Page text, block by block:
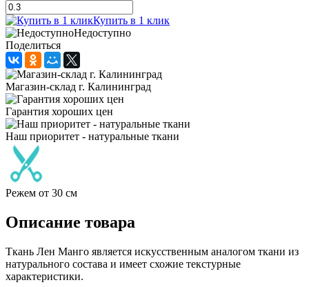
Купить в 1 клик
Недоступно
Поделиться
Магазин-склад г. Калининград
Гарантия хороших цен
Наш приоритет - натуральные ткани
Режем от 30 см
Описание товара
Ткань Лен Манго является искусственным аналогом ткани из
натурального состава и имеет схожие текстурные
характеристики.